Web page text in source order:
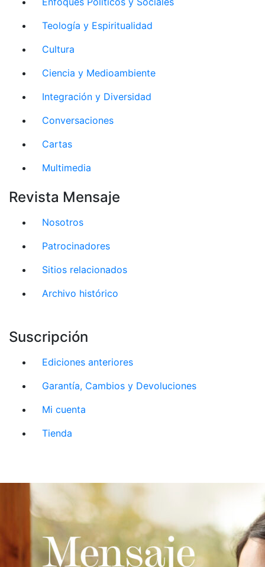
Teología y Espiritualidad
Cultura
Ciencia y Medioambiente
Integración y Diversidad
Conversaciones
Cartas
Multimedia
Revista Mensaje
Nosotros
Patrocinadores
Sitios relacionados
Archivo histórico
Suscripción
Ediciones anteriores
Garantía, Cambios y Devoluciones
Mi cuenta
Tienda